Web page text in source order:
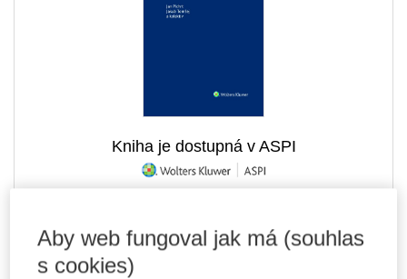
Kniha je dostupná v ASPI
391 Kč
Ušetříte 68 Kč
Tištěná kniha
Skladem- expedice do 2 pracovních dnů
Aby web fungoval jak má (souhlas
s cookies)